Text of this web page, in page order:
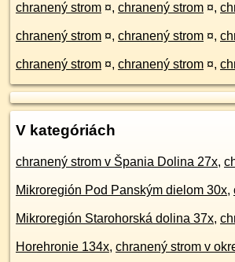
chranený strom ¤, chranený strom ¤,
chranený strom ¤, chranený strom ¤,
chranený strom ¤, chranený strom ¤,
V kategóriách
chranený strom v Špania Dolina 27x,
Mikroregión Pod Panským dielom 30x,
Mikroregión Starohorská dolina 37x,
Horehronie 134x, chranený strom v